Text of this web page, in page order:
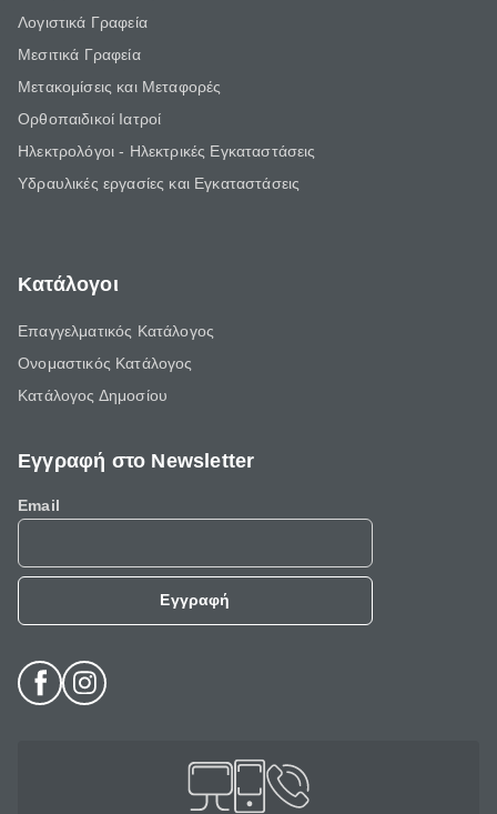
Λογιστικά Γραφεία
Μεσιτικά Γραφεία
Μετακομίσεις και Μεταφορές
Ορθοπαιδικοί Ιατροί
Ηλεκτρολόγοι - Ηλεκτρικές Εγκαταστάσεις
Υδραυλικές εργασίες και Εγκαταστάσεις
Κατάλογοι
Επαγγελματικός Κατάλογος
Ονομαστικός Κατάλογος
Κατάλογος Δημοσίου
Εγγραφή στο Newsletter
Email
Εγγραφή